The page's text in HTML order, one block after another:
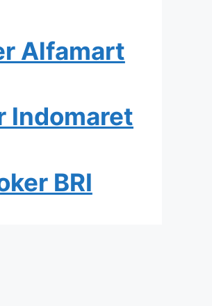
Alfamart
Indomaret
BRI